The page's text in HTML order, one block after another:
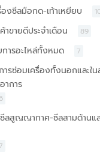
องซีลมือกด-เท้าเหยียบ
าขายดีประจำเดือน 89
การอะไหล่ทั้งหมด 7
ารซ่อมเครื่องทั้งนอกและใ
าการ
6
ลสูญญากาศ-ซีลสามด้านแ